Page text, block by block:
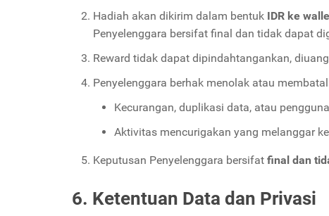
Hadiah akan dikirim dalam bentuk IDR ke
Penyelenggara bersifat final dan tidak dapat
Reward tidak dapat dipindahtangankan,
Penyelenggara berhak menolak atau
Kecurangan, duplikasi data, atau
Aktivitas mencurigakan yang melanggar
Keputusan Penyelenggara bersifat final dan
6. Ketentuan Data dan Privasi